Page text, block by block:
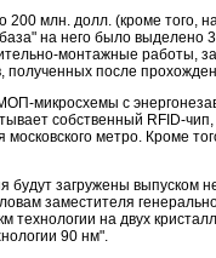
200 млн. долл. (кроме
на него было выделено
монтажные работы,
полученных после
микросхемы с
собственный RFID-
метро. Кроме
загружены выпуском
заместителя
технологии на двух
90 нм".